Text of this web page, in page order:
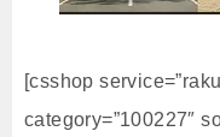
[csshop
category=”100227″